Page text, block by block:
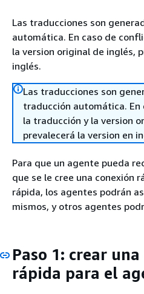
Las traducciones son
automática. En caso de
la version original de inglés,
inglés.
Las traducciones son
traducción automática.
la traducción y la version
prevalecerá la version en
Para que un agente pueda
que se le cree una conexión
rápida, los agentes podrán
mismos, y otros agentes
Paso 1: crear
rápida para el